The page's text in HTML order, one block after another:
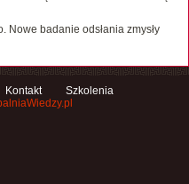
Nowe badanie odsłania zmysły
Kontakt
Szkolenia